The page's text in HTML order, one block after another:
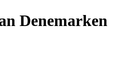
Denemarken